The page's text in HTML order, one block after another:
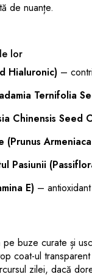
de nuanțe.
lor
Hialuronic) –
Ternifolia
Chinensis Seed
(Prunus
Pasiunii
E) –
buze curate și
coat-ul
zilei, dacă